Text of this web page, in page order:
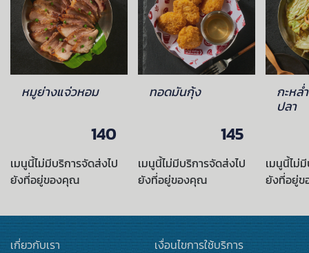
หมูย่างแจ่วหอม
140
เมนูนี้ไม่มีบริการจัดส่งไป
ยังที่อยู่ของคุณ
ทอดมันกุ้ง
145
เมนูนี้ไม่มีบริการจัดส่งไป
ยังที่อยู่ของคุณ
กะหล่
ปลา
เมนูนี้ไม่
ยังที่อยู่
เกี่ยวกับเรา เงื่อนไขการใช้บริการ